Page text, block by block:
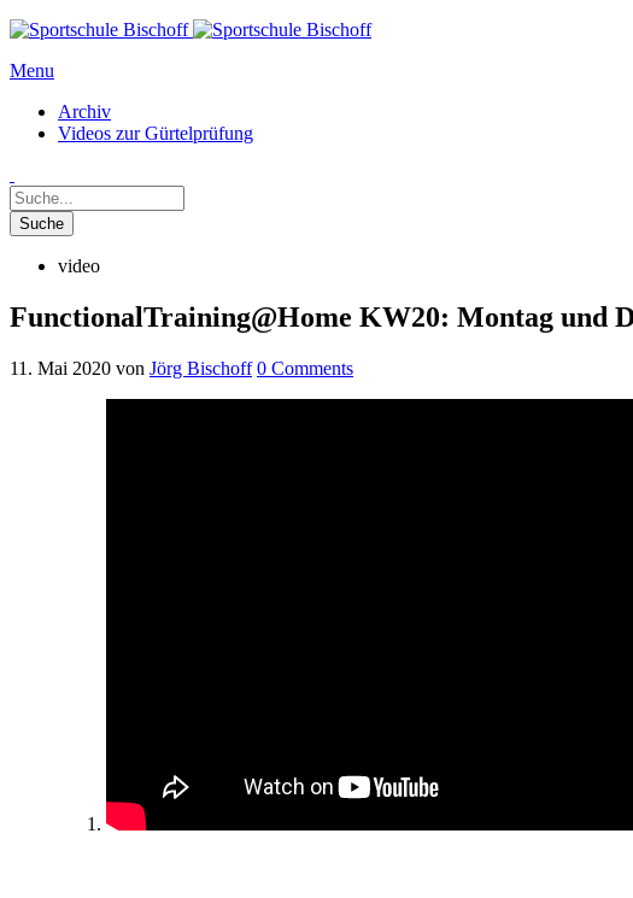
Menu
Archiv
Videos zur Gürtelprüfung
video
FunctionalTraining@Home KW20: Montag und
11. Mai 2020 von Jörg Bischoff 0 Comments